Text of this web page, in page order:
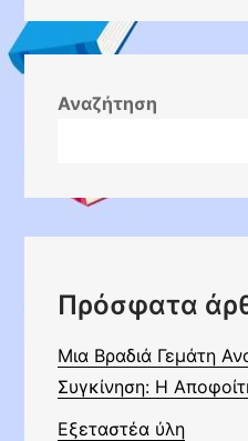
Αναζήτηση
Πρόσφατα
Μια Βραδιά Γεμάτη
Συγκίνηση: Η
Εξεταστέα ύλη